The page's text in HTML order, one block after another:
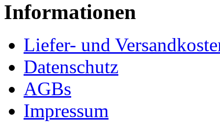
Informationen
Liefer- und
Datenschutz
AGBs
Impressum